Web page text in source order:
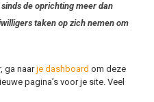
de oprichting meer dan
taken op zich nemen om
ga naarje dashboard om deze
pagina’s voor je site. Veel